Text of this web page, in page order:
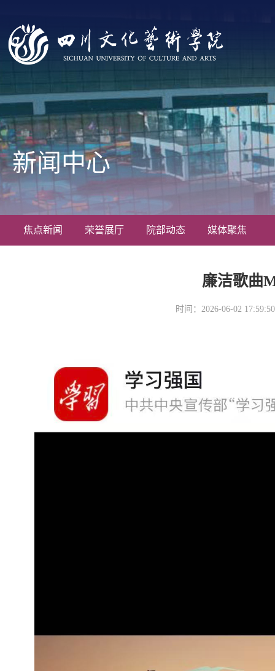
焦点新闻 荣誉展厅 院部动态 媒体聚焦
新闻中心
廉洁歌曲
时间：2026-06-02